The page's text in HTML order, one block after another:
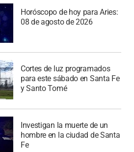
Horóscopo de hoy para Aries:
08 de agosto de 2026
Cortes de luz programados
para este sábado en Santa Fe
y Santo Tomé
Investigan la muerte de un
hombre en la ciudad de Santa
Fe